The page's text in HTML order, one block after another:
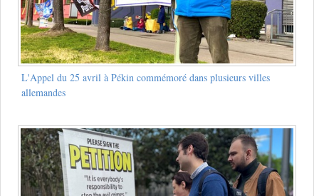
L'Appel du 25 avril à Pékin commémoré dans plusieurs villes
allemandes